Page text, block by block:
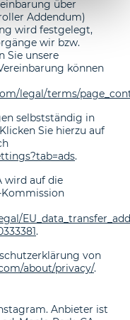
über
Addendum)
wird festgelegt,
wir bzw.
Sie unsere
können
legal/terms/
selbstständig in
Sie hierzu auf
.
wird auf die
.
von
about/privacy/.
Anbieter ist